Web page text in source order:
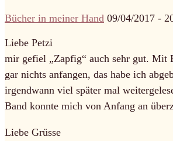
Bücher in meiner Hand 09/04/2017 -
Liebe Petzi
mir gefiel „Zapfig“ auch sehr gut. Mit
gar nichts anfangen, das habe ich
irgendwann viel später mal
Band konnte mich von Anfang an
Liebe Grüsse